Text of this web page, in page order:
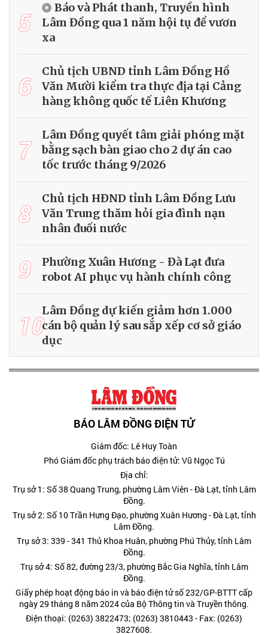
5
Báo và Phát thanh, Truyền hình
Lâm Đồng qua 1 năm hội tụ để vươn
xa
6
Chủ tịch UBND tỉnh Lâm Đồng Hồ
Văn Mười kiểm tra thực địa tại Cảng
hàng không quốc tế Liên Khương
7
Lâm Đồng quyết tâm giải phóng mặt
bằng sạch bàn giao cho 2 dự án cao
tốc trước tháng 9/2026
8
Chủ tịch HĐND tỉnh Lâm Đồng Lưu
Văn Trung thăm hỏi gia đình nạn
nhân đuối nước
9
Phường Xuân Hương - Đà Lạt đưa
robot AI phục vụ hành chính công
10Lâm Đồng dự kiến giảm hơn 1.000
cán bộ quản lý sau sắp xếp cơ sở giáo
dục
BÁO LÂM ĐỒNG ĐIỆN TỬ
Giám đốc: Lê Huy Toàn
Phó Giám đốc phụ trách báo điện tử: Vũ Ngọc Tú
Địa chỉ:
Trụ sở 1: Số 38 Quang Trung, phường Lâm Viên - Đà Lạt, tỉnh Lâm
Đồng.
Trụ sở 2: Số 10 Trần Hưng Đạo, phường Xuân Hương - Đà Lạt, tỉnh
Lâm Đồng.
Trụ sở 3: 339 - 341 Thủ Khoa Huân, phường Phú Thủy, tỉnh Lâm
Đồng.
Trụ sở 4: Số 82, đường 23/3, phường Bắc Gia Nghĩa, tỉnh Lâm
Đồng.
Giấy phép hoạt động báo in và báo điện tử số 232/GP-BTTT cấp
ngày 29 tháng 8 năm 2024 của Bộ Thông tin và Truyền thông.
Điện thoại: (0263) 3822473; (0263) 3810443 - Fax: (0263)
3827608.